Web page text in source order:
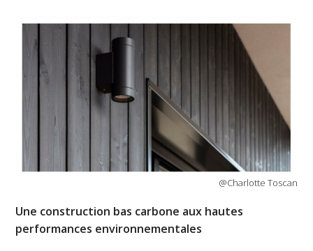
@Charlotte Toscan
Une construction bas carbone aux hautes
performances environnementales